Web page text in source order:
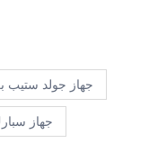
جهاز جولد ستيب
جهاز